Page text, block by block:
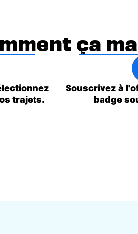
ça
trajets.
Souscrivez à
badge